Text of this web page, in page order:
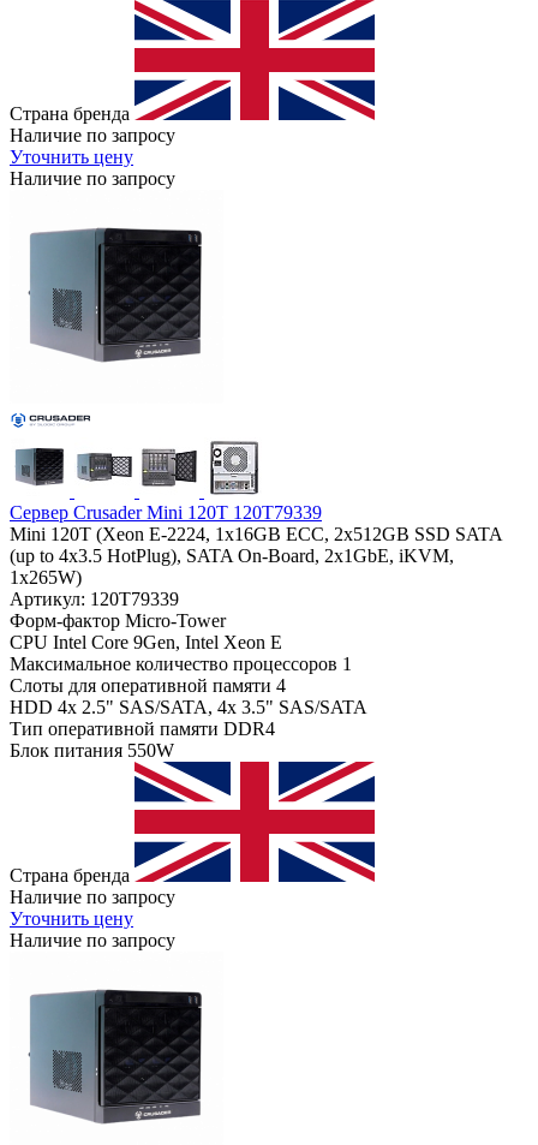
Страна бренда
Наличие по запросу
Уточнить цену
Наличие по запросу
Сервер Crusader Mini 120T 120T79339
Mini 120T (Xeon E-2224, 1x16GB ECC, 2x512GB SSD SATA
(up to 4x3.5 HotPlug), SATA On-Board, 2x1GbE, iKVM,
1x265W)
Артикул: 120T79339
Форм-фактор Micro-Tower
CPU Intel Core 9Gen, Intel Xeon E
Максимальное количество процессоров 1
Слоты для оперативной памяти 4
HDD 4x 2.5" SAS/SATA, 4x 3.5" SAS/SATA
Тип оперативной памяти DDR4
Блок питания 550W
Страна бренда
Наличие по запросу
Уточнить цену
Наличие по запросу